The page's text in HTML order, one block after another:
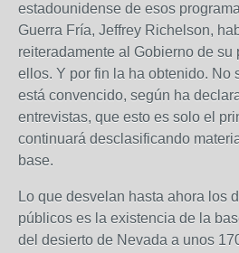
estadounidense de esos
Guerra Fría, Jeffrey Richelson,
reiteradamente al Gobierno de
ellos. Y por fin la ha obtenido. No
está convencido, según ha
entrevistas, que esto es solo el
continuará desclasificando
base.
Lo que desvelan hasta ahora los
públicos es la existencia de la
del desierto de Nevada a unos